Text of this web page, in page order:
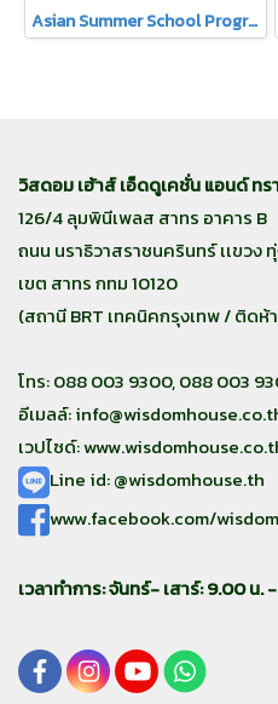
Asian Summer School Programme 2026 แบบเดี่ยว 2-4 สัปดาห์
วิสดอม เฮ้าส์ เอ็ดดูเคชั่น แอนด์ ทร
126/4 ลุมพินีเพลส สาทร อาคาร B
ถนน นราธิวาสราชนครินทร์ เเขวง
เขต สาทร กทม 10120
(สถานี BRT เทคนิคกรุงเทพ / ติดห้
โทร: 088 003 9300, 088 003
อีเมลล์:
เวปไซด์:
Line id: @wisdomhouse.th
www.facebook.com/
เวลาทำการ: จันทร์- เสาร์: 9.00 น.